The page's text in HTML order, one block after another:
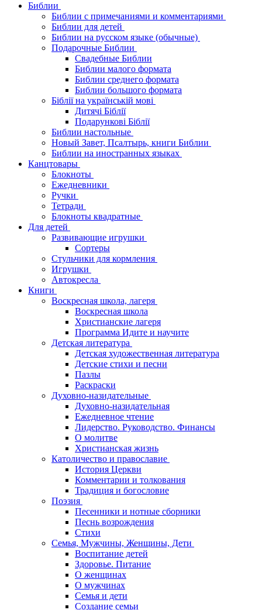
Библии
Библии с примечаниями и комментариями
Библии для детей
Библии на русском языке (обычные)
Подарочные Библии
Свадебные Библии
Библии малого формата
Библии среднего формата
Библии большого формата
Біблії на українській мові
Дитячі Біблії
Подарункові Біблії
Библии настольные
Новый Завет, Псалтырь, книги Библии
Библии на иностранных языках
Канцтовары
Блокноты
Ежедневники
Ручки
Тетради
Блокноты квадратные
Для детей
Развивающие игрушки
Сортеры
Стульчики для кормления
Игрушки
Автокресла
Книги
Воскресная школа, лагеря
Воскресная школа
Христианские лагеря
Программа Идите и научите
Детская литература
Детская художественная литература
Детские стихи и песни
Пазлы
Раскраски
Духовно-назидательные
Духовно-назидательная
Ежедневное чтение
Лидерство. Руководство. Финансы
О молитве
Христианская жизнь
Католичество и православие
История Церкви
Комментарии и толкования
Традиция и богословие
Поэзия
Песенники и нотные сборники
Песнь возрождения
Стихи
Семья, Мужчины, Женщины, Дети
Воспитание детей
Здоровье. Питание
О женщинах
О мужчинах
Семья и дети
Создание семьи